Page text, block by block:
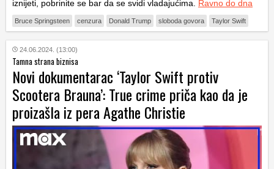
iznijeti, pobrinite se bar da se svidi vladajućima. Ravno do dna
Bruce Springsteen cenzura Donald Trump sloboda govora Taylor Swift
24.06.2024. (13:00)
Tamna strana biznisa
Novi dokumentarac ‘Taylor Swift protiv
Scootera Brauna’: True crime priča kao da je
proizašla iz pera Agathe Christie